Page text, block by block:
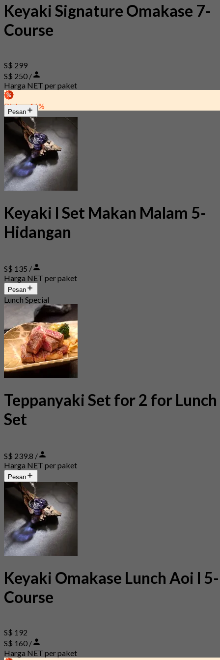
Keyaki Signature Omakase 7-
Course
S$ 299
S$ 250 /
Harga NET per paket
Diskon 16%
Pesan
Keyaki l Set Makan Malam 5-
Hidangan
S$ 135 /
Harga NET per paket
Pesan
Lunch Special
Teppanyaki Set for 2 for Lunch
Set
S$ 239.8 /
Harga NET per paket
Pesan
Keyaki Omakase Lunch Aoi l 5-
Course
S$ 192
S$ 160 /
Harga NET per paket